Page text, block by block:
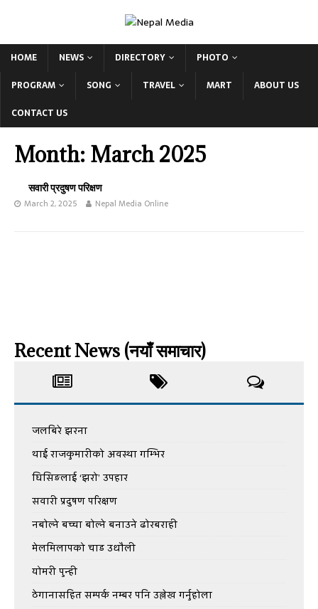
HOME NEWS DIRECTORY
PHOTO
PROGRAM
SONG TRAVEL MART
ABOUT US
CONTACT US
Month: March 2025
सवारी प्रदुषण परिक्षण
March 2, 2025 Nepal Media Online
Recent News (नयाँ समाचार)
जलबिरे झरना
थाई राजकुमारीको अवस्था गम्भिर
घिसिङलाई ‘झरो’ उपहार
सवारी प्रदुषण परिक्षण
नबोल्ने बच्चा बोल्ने बनाउने ढोरबराही
मेलमिलापको चाड उधौली
योमरी पुन्ही
ठेगानासहित सम्पर्क नम्बर पनि उल्लेख गर्नुहोला